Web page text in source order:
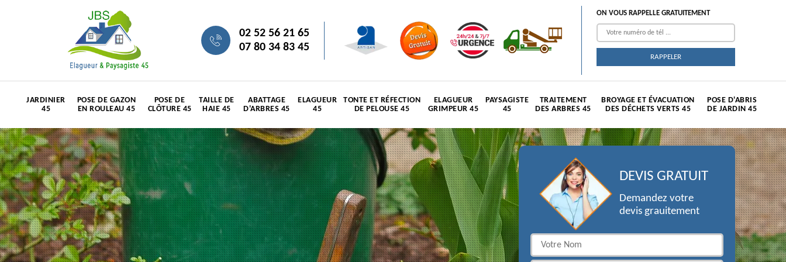
02 52 56 21 65
07 80 34 83 45
ON VOUS RAPPELLE GRATUITEMENT
JARDINIER
45
POSE DE GAZON
EN ROULEAU 45
POSE DE
CLÔTURE 45
TAILLE DE
HAIE 45
ABATTAGE
D'ARBRES 45
ELAGUEUR
45
TONTE ET RÉFECTION
DE PELOUSE 45
ELAGUEUR
GRIMPEUR 45
PAYSAGISTE
45
TRAITEMENT
DES ARBRES 45
BROYAGE ET ÉVACUATION
DES DÉCHETS VERTS 45
POSE D'ABRIS
DE JARDIN 45
DEVIS GRATUIT
Demandez votre
devis grauitement